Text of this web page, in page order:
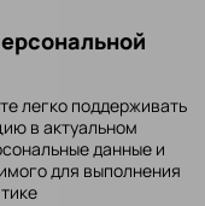
легко поддерживать
в актуальном
данные и
для выполнения